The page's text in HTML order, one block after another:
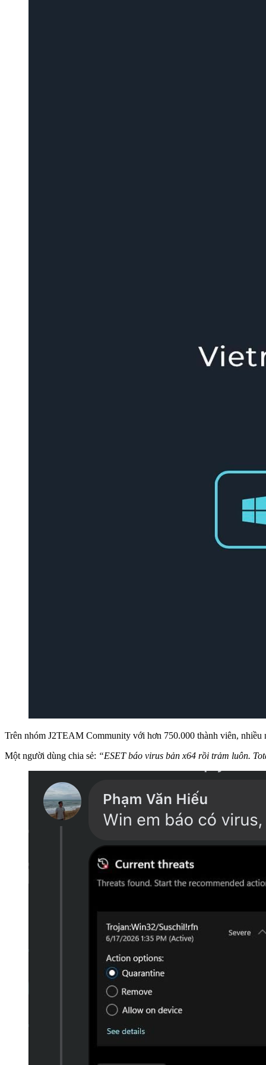
Trên nhóm J2TEAM Community với hơn 750.000 thành viên,
Một người dùng chia sẻ: “ESET báo virus bản x64 rồi trảm luôn.